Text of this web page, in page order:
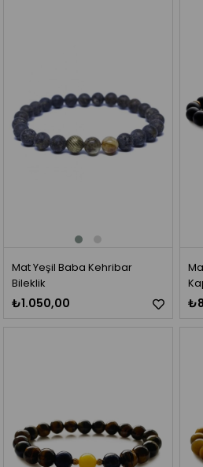
Mat Yeşil Baba Kehribar
Bileklik
₺1.050,00